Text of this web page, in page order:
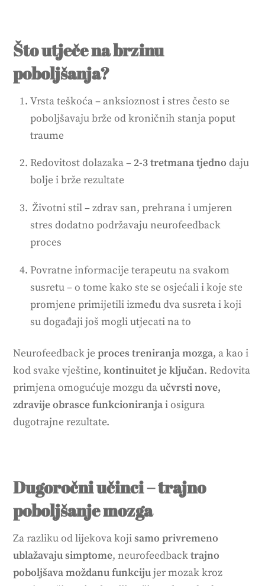
Što utječe na brzinu
poboljšanja?
Vrsta teškoća – anksioznost i stres često se
poboljšavaju brže od kroničnih stanja poput
traume
Redovitost dolazaka – 2-3 tretmana tjedno daju
bolje i brže rezultate
Životni stil – zdrav san, prehrana i umjeren
stres dodatno podržavaju neurofeedback
proces
Povratne informacije terapeutu na svakom
susretu – o tome kako ste se osjećali i koje ste
promjene primijetili između dva susreta i koji
su događaji još mogli utjecati na to
Neurofeedback jeproces treniranja mozga, a kao i
kod svake vještine,kontinuitet je ključan. Redovita
primjena omogućuje mozgu daučvrsti nove,
zdravije obrasce funkcioniranjai osigura
dugotrajne rezultate.
Dugoročni učinci – trajno
poboljšanje mozga
Za razliku od lijekova kojisamo privremeno
ublažavaju simptome, neurofeedbacktrajno
poboljšava moždanu funkcijujer mozak kroz